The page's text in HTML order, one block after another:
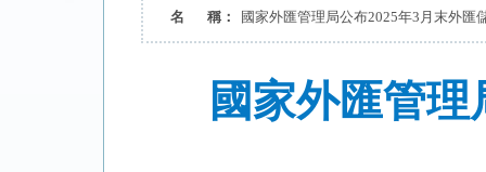
名 稱：
國家外匯管理局公布2025年3月末外匯
國家外匯管